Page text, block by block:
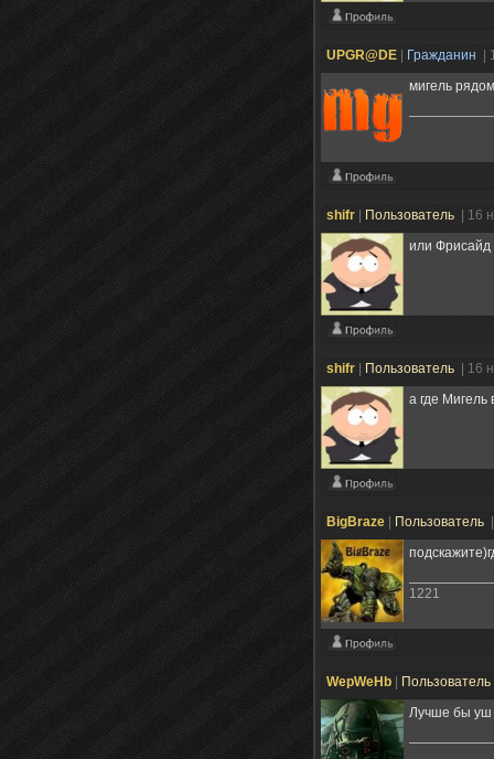
UPGR@DE Гражданин
|
мигель
shifr Пользователь | 16
или Фрисайд
shifr Пользователь | 16
а где
BigBraze Пользователь
1221
WepWeHb
Пользователь
Лучше бы уш